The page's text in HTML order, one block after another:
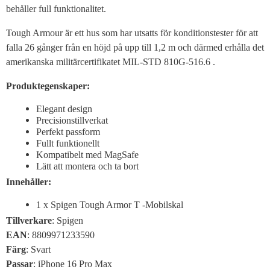
behåller full funktionalitet.
Tough Armour är ett hus som har utsatts för konditionstester för att
falla 26 gånger från en höjd på upp till 1,2 m och därmed erhålla det
amerikanska militärcertifikatet MIL-STD 810G-516.6 .
Produktegenskaper:
Elegant design
Precisionstillverkat
Perfekt passform
Fullt funktionellt
Kompatibelt med MagSafe
Lätt att montera och ta bort
Innehåller:
1 x Spigen Tough Armor T -Mobilskal
Tillverkare: Spigen
EAN: 8809971233590
Färg: Svart
Passar: iPhone 16 Pro Max